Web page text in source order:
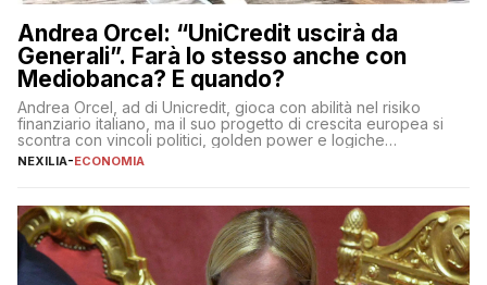
Andrea Orcel: “UniCredit uscirà da
Generali”. Farà lo stesso anche con
Mediobanca? E quando?
Andrea Orcel, ad di Unicredit, gioca con abilità nel risiko
finanziario italiano, ma il suo progetto di crescita europea si
scontra con vincoli politici, golden power e logiche
protezionistiche. Orcel e la mossa su Generali Andrea Orcel,
NEXILIA-ECONOMIA